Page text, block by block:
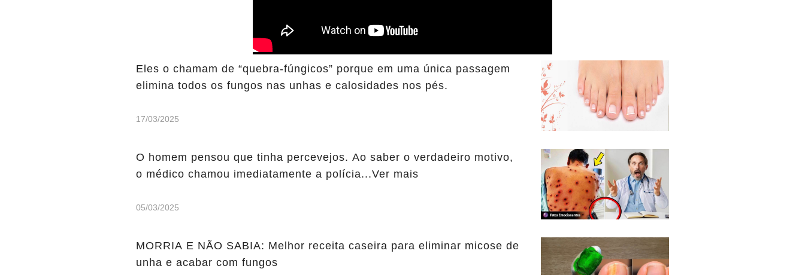
Eles o chamam de “quebra-fúngicos” porque em uma única passagem
elimina todos os fungos nas unhas e calosidades nos pés.
17/03/2025
O homem pensou que tinha percevejos. Ao saber o verdadeiro motivo,
o médico chamou imediatamente a polícia...Ver mais
05/03/2025
MORRIA E NÃO SABIA: Melhor receita caseira para eliminar micose de
unha e acabar com fungos